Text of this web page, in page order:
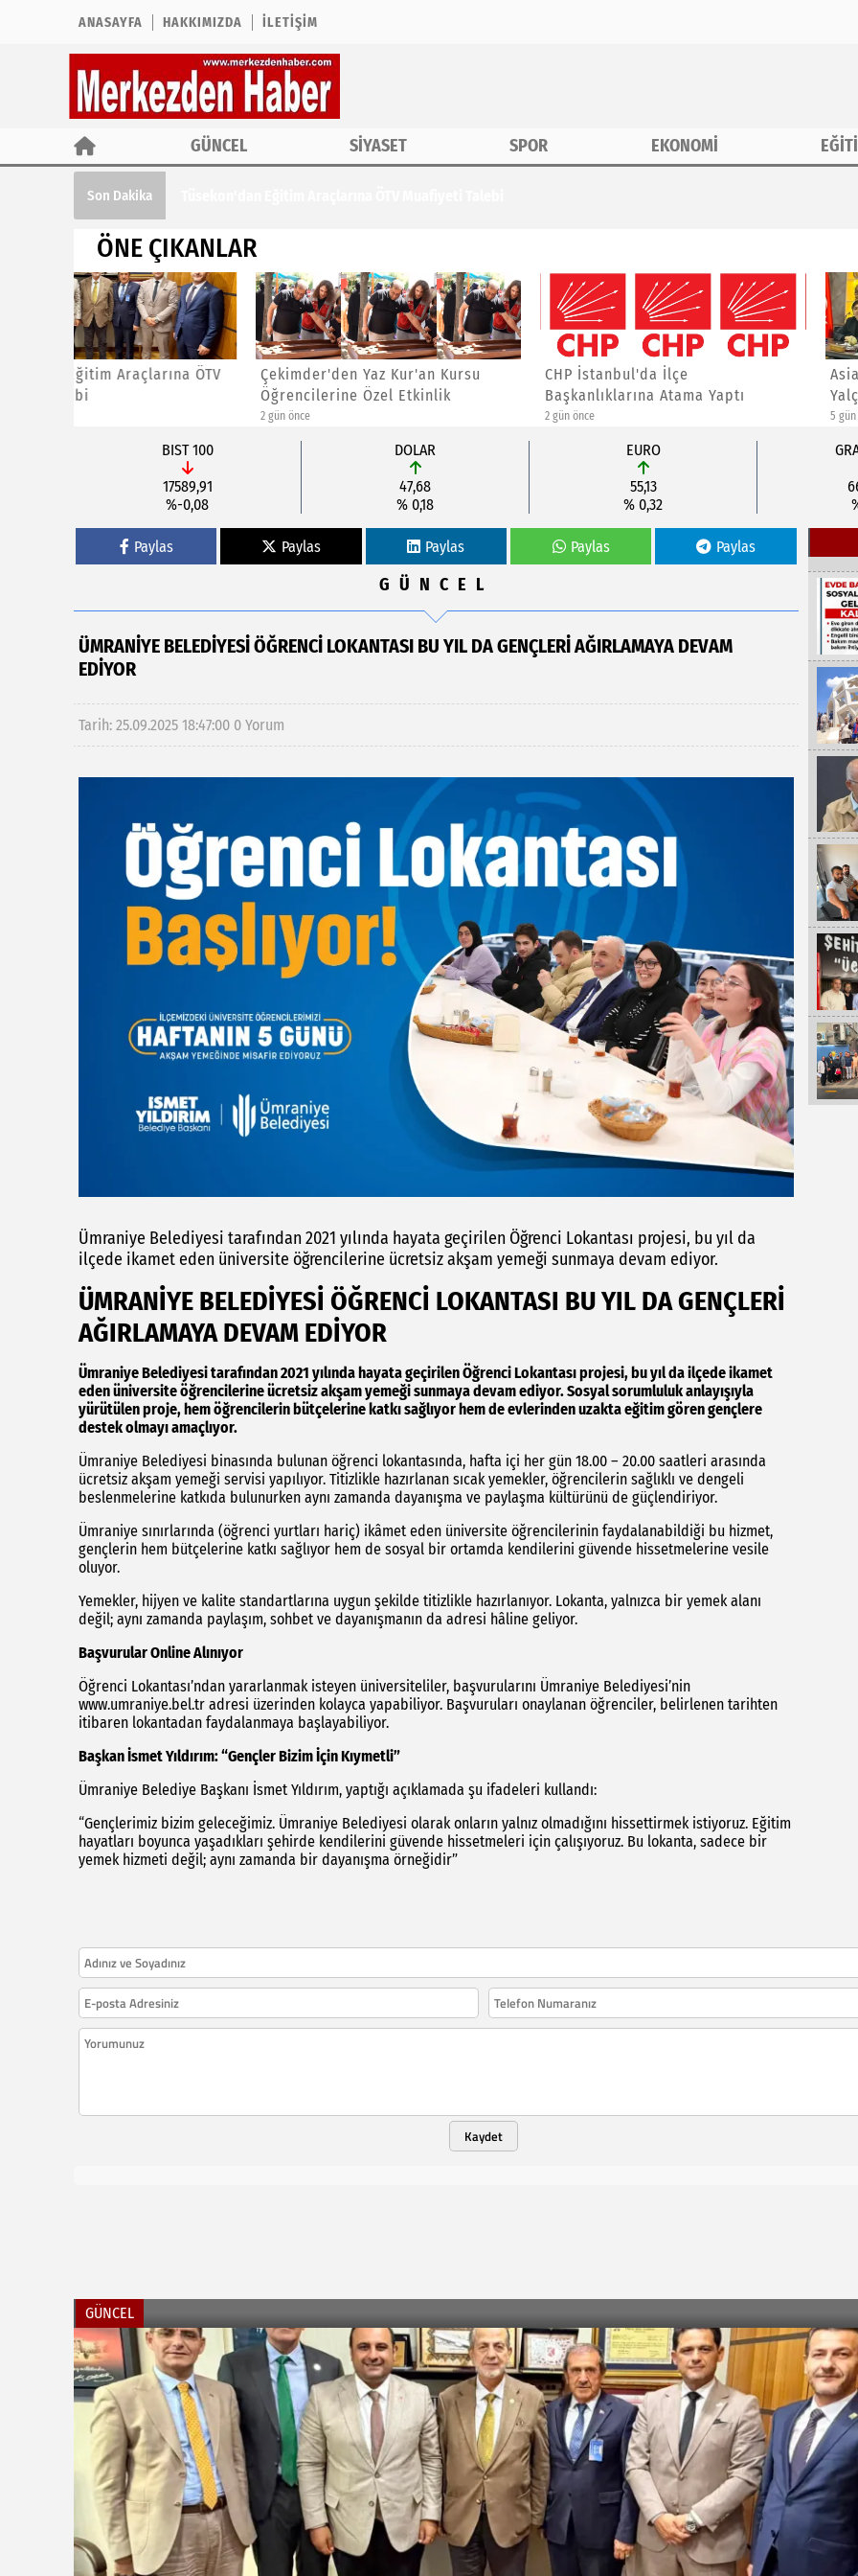
ANASAYFA HAKKIMIZDA İLETIŞIM
GÜNCEL SİYASET SPOR EKONOMİ
Son Dakika
ÖNE ÇIKANLAR
Çekimder'den Yaz Kur'an Kursu
Öğrencilerine Özel Etkinlik
CHP İstanbul'da İlçe
Başkanlıklarına Atama Yaptı
Asiad Genel Başkanı Yücel
Yalçınkaya'ya Yeni Görev
BIST 100
17589,91
%-0,08
DOLAR
47,68
% 0,18
EURO
55,13
% 0,32
Paylas Paylas Paylas Paylas Paylas
GÜNCEL
ÜMRANİYE BELEDİYESİ ÖĞRENCİ LOKANTASI BU YIL DA GENÇLERİ AĞIRLAMAYA DEVAM
EDİYOR
Tarih: 25.09.2025 18:47:00 0 Yorum
Ümraniye Belediyesi tarafından 2021 yılında hayata geçirilen Öğrenci Lokantası projesi, bu yıl da
ilçede ikamet eden üniversite öğrencilerine ücretsiz akşam yemeği sunmaya devam ediyor.
ÜMRANİYE BELEDİYESİ ÖĞRENCİ LOKANTASI BU YIL DA GENÇLERİ
AĞIRLAMAYA DEVAM EDİYOR
Ümraniye Belediyesi tarafından 2021 yılında hayata geçirilen Öğrenci Lokantası projesi, bu yıl da ilçede ikamet
eden üniversite öğrencilerine ücretsiz akşam yemeği sunmaya devam ediyor. Sosyal sorumluluk anlayışıyla
yürütülen proje, hem öğrencilerin bütçelerine katkı sağlıyor hem de evlerinden uzakta eğitim gören gençlere
destek olmayı amaçlıyor.
Ümraniye Belediyesi binasında bulunan öğrenci lokantasında, hafta içi her gün 18.00 – 20.00 saatleri arasında
ücretsiz akşam yemeği servisi yapılıyor. Titizlikle hazırlanan sıcak yemekler, öğrencilerin sağlıklı ve dengeli
beslenmelerine katkıda bulunurken aynı zamanda dayanışma ve paylaşma kültürünü de güçlendiriyor.
Ümraniye sınırlarında (öğrenci yurtları hariç) ikâmet eden üniversite öğrencilerinin faydalanabildiği bu hizmet,
gençlerin hem bütçelerine katkı sağlıyor hem de sosyal bir ortamda kendilerini güvende hissetmelerine vesile
oluyor.
Yemekler, hijyen ve kalite standartlarına uygun şekilde titizlikle hazırlanıyor. Lokanta, yalnızca bir yemek alanı
değil; aynı zamanda paylaşım, sohbet ve dayanışmanın da adresi hâline geliyor.
Başvurular Online Alınıyor
Öğrenci Lokantası’ndan yararlanmak isteyen üniversiteliler, başvurularını Ümraniye Belediyesi’nin
www.umraniye.bel.tr adresi üzerinden kolayca yapabiliyor. Başvuruları onaylanan öğrenciler, belirlenen tarihten
itibaren lokantadan faydalanmaya başlayabiliyor.
Başkan İsmet Yıldırım: “Gençler Bizim İçin Kıymetli”
Ümraniye Belediye Başkanı İsmet Yıldırım, yaptığı açıklamada şu ifadeleri kullandı:
“Gençlerimiz bizim geleceğimiz. Ümraniye Belediyesi olarak onların yalnız olmadığını hissettirmek istiyoruz. Eğitim
hayatları boyunca yaşadıkları şehirde kendilerini güvende hissetmeleri için çalışıyoruz. Bu lokanta, sadece bir
yemek hizmeti değil; aynı zamanda bir dayanışma örneğidir”
Kaydet
GÜNCEL